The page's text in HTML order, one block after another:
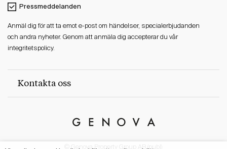
Pressmeddelanden
Anmäl dig för att ta emot e-post om händelser, specialerbjudanden
och andra nyheter. Genom att anmäla dig accepterar du vår
integritetspolicy.
Kontakta oss
Genova
Group
© Genova Property Group AB (publ)